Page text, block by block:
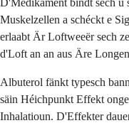
Muskelzellen a schéckt e
erlaabt Är Loftweeër sech
d'Loft an an aus Äre
Albuterol fänkt typesch
säin Héichpunkt Effekt
Inhalatioun. D'Effekter